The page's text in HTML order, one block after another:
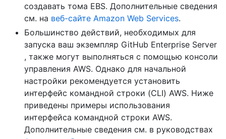
создавать тома EBS. Дополнительные сведения
см. на веб-сайте Amazon Web Services.
Большинство действий, необходимых для
запуска ваш экземпляр GitHub Enterprise Server
, также могут выполняться с помощью консоли
управления AWS. Однако для начальной
настройки рекомендуется установить
интерфейс командной строки (CLI) AWS. Ниже
приведены примеры использования
интерфейса командной строки AWS.
Дополнительные сведения см. в руководствах